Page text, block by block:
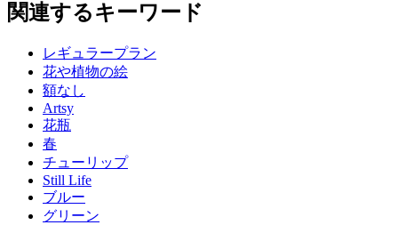
関連するキーワード
レギュラープラン
花や植物の絵
額なし
Artsy
花瓶
春
チューリップ
Still Life
ブルー
グリーン